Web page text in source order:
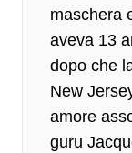
maschera
aveva 13
dopo che
New
amore
guru